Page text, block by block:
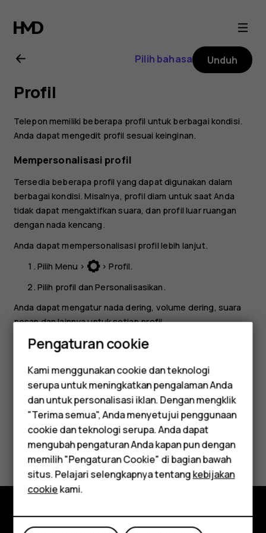
Buku
petunjuk
Nokia
130
2017
Smartphone
Feature phones
Aksesori
Tablet
Pilih bahasa Unduh
Profil
Telepon memiliki beberapa profil untuk berbagai kondisi.
Anda dapat mengedit profil sesuai keinginan.
Mempersonalisasi profil
Tersedia beberapa profil yang dapat digunakan dalam
berbagai kondisi. Misalnya, profil diam untuk saat Anda
tidak dapat mengaktifkan suara, dan profil luar ruangan
dengan nada kencang.
Anda dapat mempersonalisasi profil lebih lanjut.
Pilih Menu > >Profil.
Pilih profil danPersonalisasikan .
Anda dapat mengatur nada dering, volume dering, suara
pesan dan lainnya untuk setiap profil.
Tips:Anda dapat menambahkan beragam profil ke
Apakah ini membantu?
Ya Tidak
Jelajahi
Pengaturan cookie
Kami menggunakan cookie dan teknologi
serupa untuk meningkatkan pengalaman Anda
dan untuk personalisasi iklan. Dengan mengklik
"Terima semua", Anda menyetujui penggunaan
cookie dan teknologi serupa. Anda dapat
mengubah pengaturan Anda kapan pun dengan
memilih "Pengaturan Cookie" di bagian bawah
situs. Pelajari selengkapnya tentangkebijakan
cookiekami.